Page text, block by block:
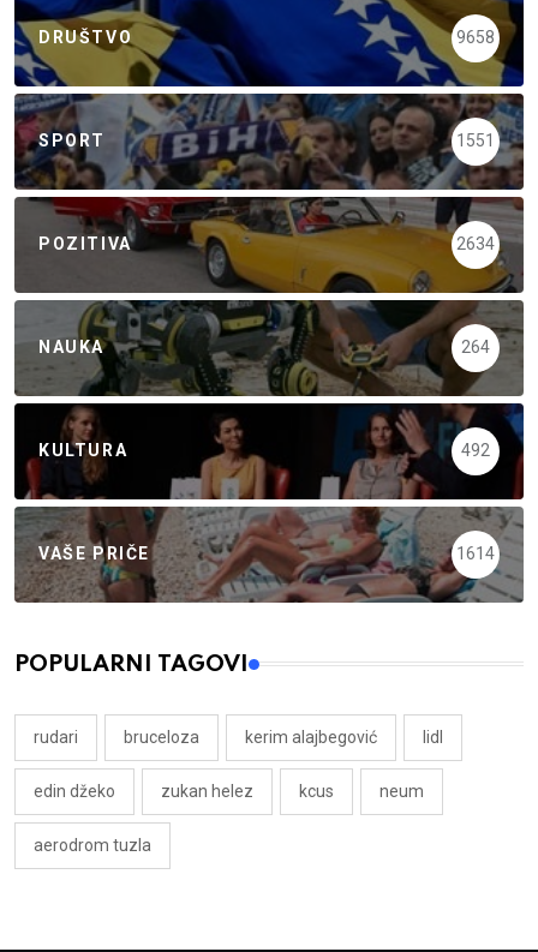
DRUŠTVO 9658
SPORT 1551
POZITIVA 2634
NAUKA 264
KULTURA 492
VAŠE PRIČE 1614
POPULARNI TAGOVI
rudari bruceloza kerim alajbegović lidl
edin džeko zukan helez kcus neum
aerodrom tuzla